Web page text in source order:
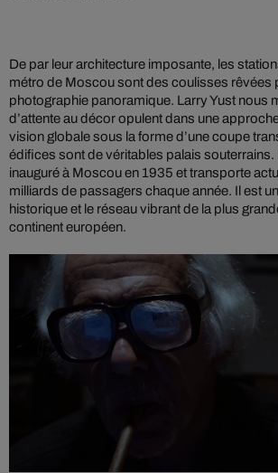
De par leur architecture imposante, les
métro de Moscou sont des coulisses rêvées
photographie panoramique. Larry Yust nous
d’attente au décor opulent dans une
vision globale sous la forme d’une coupe
édifices sont de véritables palais souterrains.
inauguré à Moscou en 1935 et transporte
milliards de passagers chaque année. Il est
historique et le réseau vibrant de la plus
continent européen.